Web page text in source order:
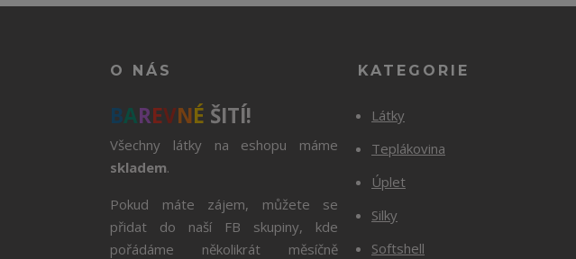
O NÁS
BAREVNÉ ŠITÍ!
Všechny látky na eshopu máme
skladem.
Pokud máte zájem, můžete se
přidat do naší FB skupiny, kde
pořádáme několikrát měsíčně
KATEGORIE
Látky
Teplákovina
Úplet
Silky
Softshell